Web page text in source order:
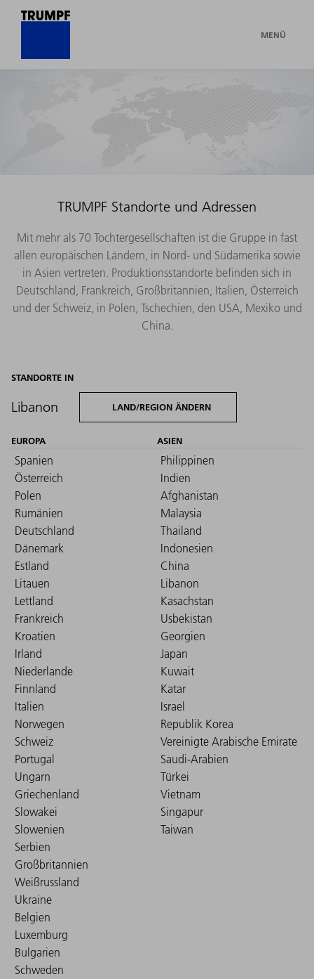
MENÜ
TRUMPF Standorte und Adressen
Mit mehr als 70 Tochtergesellschaften ist die Gruppe in fast
allen europäischen Ländern, in Nord- und Südamerika sowie
in Asien vertreten. Produktionsstandorte befinden sich in
Deutschland, Frankreich, Großbritannien, Italien, Österreich
und der Schweiz, in Polen, Tschechien, den USA, Mexiko und
China.
STANDORTE IN
Libanon LAND/REGION ÄNDERN
EUROPA
Spanien
Österreich
Polen
Rumänien
Deutschland
Dänemark
Estland
Litauen
Lettland
Frankreich
Kroatien
Irland
Niederlande
Finnland
Italien
Norwegen
Schweiz
Portugal
Ungarn
Griechenland
Slowakei
Slowenien
Serbien
Großbritannien
Weißrussland
Ukraine
Belgien
Luxemburg
Bulgarien
Schweden
ASIEN
Philippinen
Indien
Afghanistan
Malaysia
Thailand
Indonesien
China
Libanon
Kasachstan
Usbekistan
Georgien
Japan
Kuwait
Katar
Israel
Republik Korea
Vereinigte Arabische Emirate
Saudi-Arabien
Türkei
Vietnam
Singapur
Taiwan